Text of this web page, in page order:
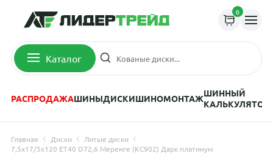
0
Каталог
РАСПРОДАЖАШИНЫДИСКИШИНОМОНТАЖШИННЫЙ
КАЛЬКУЛЯТОР
Главная Диски
Литые диски
7,5x17/5x120 ET40 D72,6 Меренге (КС902) Дарк платинум